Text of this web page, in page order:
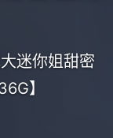
迷你姐甜密
】